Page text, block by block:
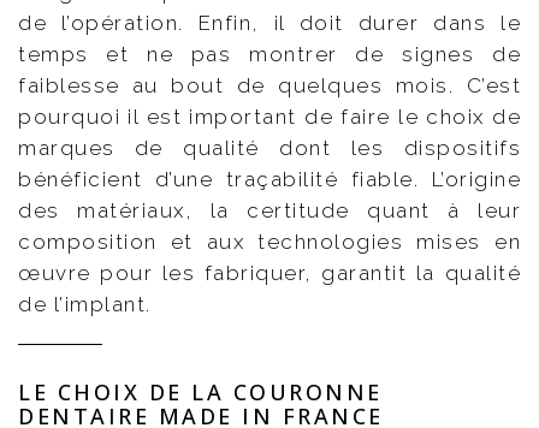
de l’opération. Enfin, il doit durer dans le
temps et ne pas montrer de signes de
faiblesse au bout de quelques mois. C’est
pourquoi il est important de faire le choix de
marques de qualité dont les dispositifs
bénéficient d’une traçabilité fiable. L’origine
des matériaux, la certitude quant à leur
composition et aux technologies mises en
œuvre pour les fabriquer, garantit la qualité
de l’implant.
LE CHOIX DE LA COURONNE
DENTAIRE MADE IN FRANCE